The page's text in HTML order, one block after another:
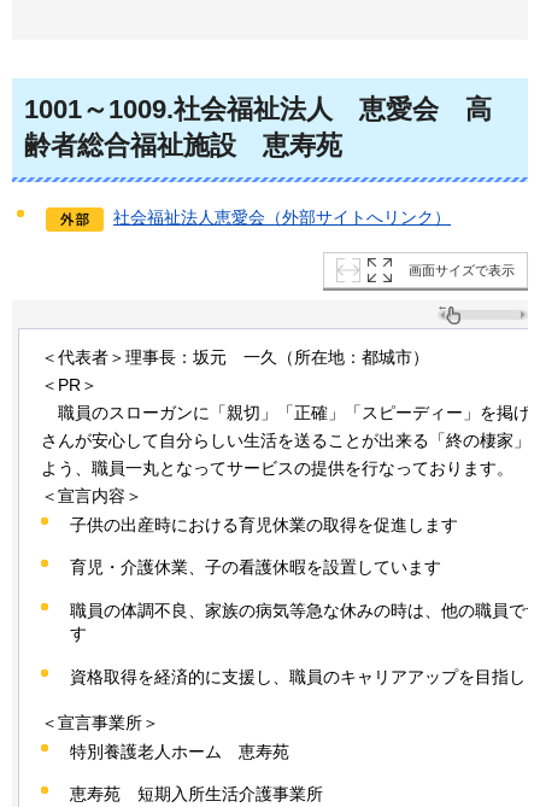
1001～1009.社会福祉法人 恵愛会
高
齢者総合福祉施設
恵寿苑
社会福祉法人恵愛会（外部サイトへリンク）
画面サイズで表示
＜代表者＞理事長：坂元 一久（所在地：都城市）
＜PR＞
職員のスローガンに「親切」「正確」「スピーディー」を掲げ
さんが安心して自分らしい生活を送ることが出来る「終の棲家」
よう、職員一丸となってサービスの提供を行なっております。
＜宣言内容＞
子供の出産時における育児休業の取得を促進します
育児・介護休業、子の看護休暇を設置しています
職員の体調不良、家族の病気等急な休みの時は、他の職員で
す
資格取得を経済的に支援し、職員のキャリアアップを目指し
＜宣言事業所＞
特別養護老人ホーム
恵寿苑
恵寿苑 短期入所生活介護事業所